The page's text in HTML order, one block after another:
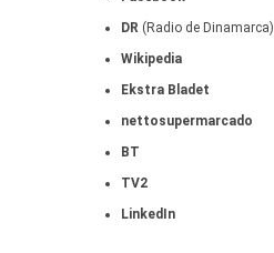
DR (Radio de Dinamarca)
Wikipedia
Ekstra Bladet
nettosupermarcado
BT
TV2
LinkedIn